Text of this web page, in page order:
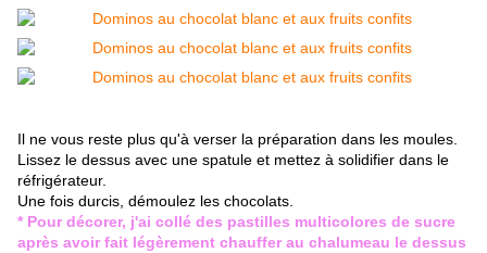
Il ne vous reste plus qu'à verser la préparation dans les moules.
Lissez le dessus avec une spatule et mettez à solidifier dans le
réfrigérateur.
Une fois durcis, démoulez les chocolats.
* Pour décorer, j'ai collé des pastilles multicolores de sucre
après avoir fait légèrement chauffer au chalumeau le dessus